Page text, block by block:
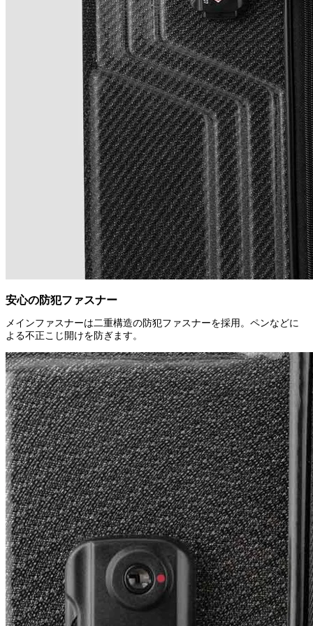
安心の防犯ファスナー
メインファスナーは二重構造の防犯ファスナーを採用。ペンなどに
よる不正こじ開けを防ぎます。